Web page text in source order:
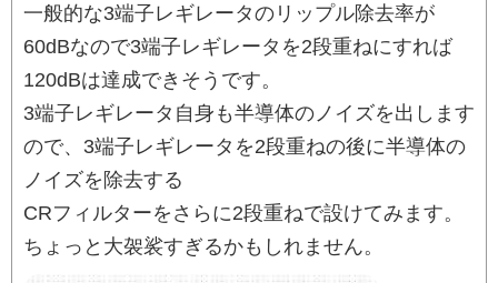
一般的な3端子レギレータのリップル除去率が
60dBなので3端子レギレータを2段重ねにすれば
120dBは達成できそうです。
3端子レギレータ自身も半導体のノイズを出します
ので、3端子レギレータを2段重ねの後に半導体の
ノイズを除去する
CRフィルターをさらに2段重ねで設けてみます。
ちょっと大袈裟すぎるかもしれません。